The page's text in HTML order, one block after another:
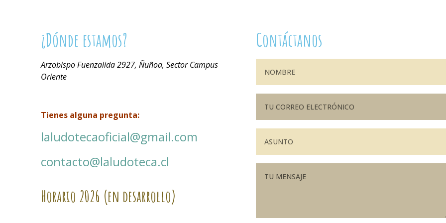
¿Dónde estamos?
Arzobispo Fuenzalida 2927, Ñuñoa, Sector Campus
Oriente
Tienes alguna pregunta:
laludotecaoficial@gmail.com
contacto@laludoteca.cl
Horario 2026 (en desarrollo)
Contáctanos